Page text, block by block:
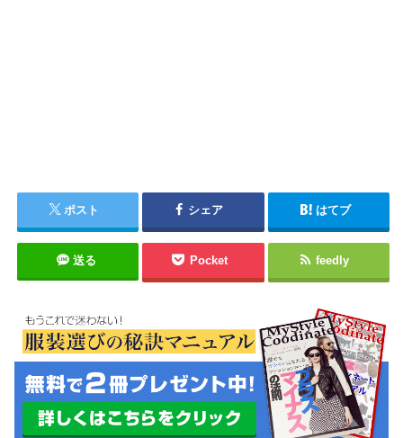
ポスト シェア はてブ
送る Pocket feedly